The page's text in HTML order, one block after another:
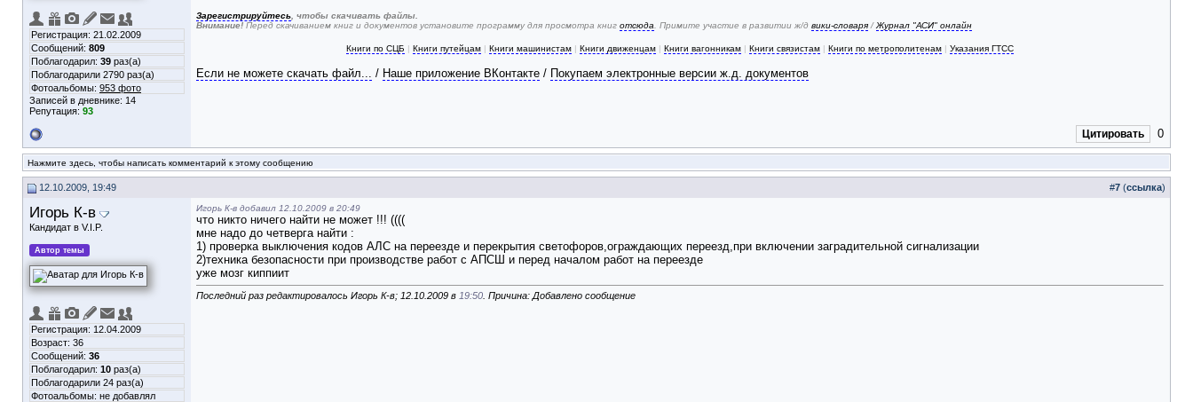
Регистрация: 21.02.2009
Сообщений: 809
Поблагодарил: 39 раз(а)
Поблагодарили 2790 раз(а)
Фотоальбомы: 953 фото
Записей в дневнике: 14
Репутация: 93
Зарегистрируйтесь , чтобы скачивать файлы.
Внимание! Перед скачиванием книг и документов установите программу для просмотра книг отсюда . Примите участие в развитии ж/д вики-словаря /Журнал "АСИ" онлайн
Книги по СЦБ | Книги путейцам | Книги машинистам | Книги движенцам | Книги вагонникам | Книги связистам | Книги по метрополитенам | Указания ГТСС
Если не можете скачать файл... / Наше приложение ВКонтакте / Покупаем электронные версии ж.д. документов
Цитировать 0
Нажмите здесь, чтобы написать комментарий к этому сообщению
12.10.2009, 19:49 #7 (ссылка)
Игорь К-в
Кандидат в V.I.P.
Автор темы
Регистрация: 12.04.2009
Возраст: 36
Сообщений: 36
Поблагодарил: 10 раз(а)
Поблагодарили 24 раз(а)
Фотоальбомы: не добавлял
Игорь К-в добавил 12.10.2009 в 20:49
что никто ничего найти не может !!! ((((
мне надо до четверга найти :
1) проверка выключения кодов АЛС на переезде и перекрытия светофоров,ограждающих переезд,при включении заградительной сигнализации
2)техника безопасности при производстве работ с АПСШ и перед началом работ на переезде
уже мозг киппиит
Последний раз редактировалось Игорь К-в; 12.10.2009 в 19:50 . Причина: Добавлено сообщение